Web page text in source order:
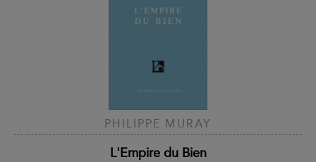
PHILIPPE MURAY
L'Empire du Bien